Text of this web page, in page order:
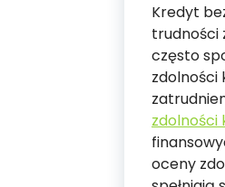
Kredyt
trudności
często
zdolności
zdolności
oceny